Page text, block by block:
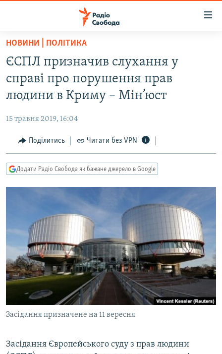
Перейти
основного
матеріалу
Перейти
до
основної
навігації
Перейти
до
пошуку
ВСЕ ЗА ДОБУ
СТАТТІ
ЕКОНОМІКА
СУСПІЛЬСТВО
РОСІЙСЬКА «ФІЛЬТРАЦІЯ»
ДОНБАС.РЕАЛІЇ
ТИ ЯК?
КИТАЙ.ВИКЛИКИ
МУЛЬТИМЕДІА
ФОТО
СПЕЦПРОЄКТИ
ПОДКАСТИ
КРИМ РЕАЛІЇ
УКР
НОВИНИ | ПОЛІТИКА
ЄСПЛ призначив слухання у
справі про порушення прав
людини в Криму – Мін’юст
15 травня 2019, 16:04
Поділитись Читати без VPN
Додати Радіо Свобода як бажане джерело в Google
Засідання призначене на 11 вересня
Засідання Європейського суду з прав людини